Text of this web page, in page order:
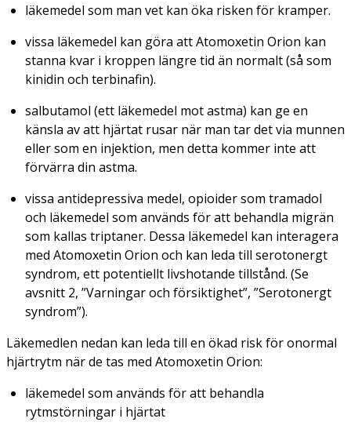
läkemedel som man vet kan öka risken för kramper.
vissa läkemedel kan göra att Atomoxetin Orion kan
stanna kvar i kroppen längre tid än normalt (så som
kinidin och terbinafin).
salbutamol (ett läkemedel mot astma) kan ge en
känsla av att hjärtat rusar när man tar det via munnen
eller som en injektion, men detta kommer inte att
förvärra din astma.
vissa antidepressiva medel, opioider som tramadol
och läkemedel som används för att behandla migrän
som kallas triptaner. Dessa läkemedel kan interagera
med Atomoxetin Orion och kan leda till serotonergt
syndrom, ett potentiellt livshotande tillstånd. (Se
avsnitt 2, ”Varningar och försiktighet”, ”Serotonergt
syndrom”).
Läkemedlen nedan kan leda till en ökad risk för onormal
hjärtrytm när de tas med Atomoxetin Orion:
läkemedel som används för att behandla
rytmstörningar i hjärtat